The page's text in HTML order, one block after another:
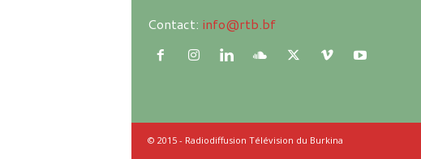
Contact: info@rtb.bf
© 2015 - Radiodiffusion Télévision du Burkina